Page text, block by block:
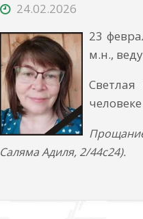
24.02.2026
23
м.н.,
Саляма Адиля, 2/44с24).